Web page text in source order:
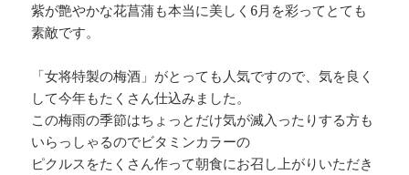
紫が艶やかな花菖蒲も本当に美しく6月を彩ってとても
素敵です。
「女将特製の梅酒」がとっても人気ですので、気を良く
して今年もたくさん仕込みました。
この梅雨の季節はちょっとだけ気が滅入ったりする方も
いらっしゃるのでビタミンカラーの
ピクルスをたくさん作って朝食にお召し上がりいただき